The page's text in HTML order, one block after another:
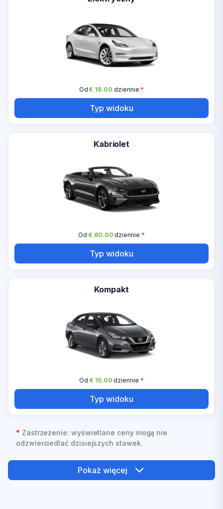
Od€ 18.00 dziennie *
Typ widoku
Kabriolet
Od € 80.00 dziennie *
Typ widoku
Kompakt
Od € 15.00 dziennie *
Typ widoku
* Zastrzeżenie: wyświetlane ceny mogą nie
odzwierciedlać dzisiejszych stawek.
Pokaż więcej